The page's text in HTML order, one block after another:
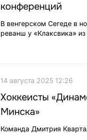
конференций
В венгерском Сегеде в
реванш у «Клаксвика»
14 августа 2025 12:26
Хоккеисты
Минска»
Команда Дмитрия